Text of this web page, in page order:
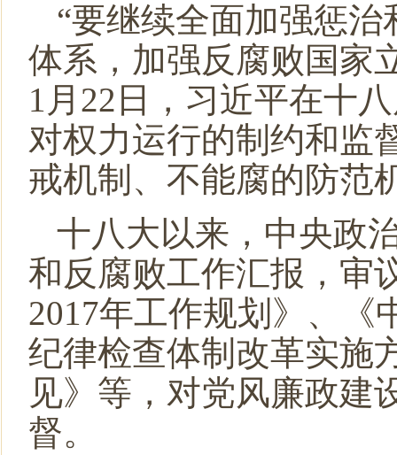
“要继续全面加强惩
体系，加强反腐败国家
1 月 22 日，习近平在十
对权力运行的制约和监
戒机制、不能腐的防范
十八大以来，中央政
和反腐败工作汇报，审
2017年工作规划》、《
纪律检查体制改革实施
见》等，对党风廉政建
督。